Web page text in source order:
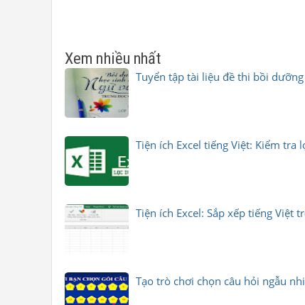
Xem nhiều nhất
Tuyển tập tài liệu đề thi bồi
Tiện ích Excel tiếng Việt: Kiểm
Tiện ích Excel: Sắp xếp tiếng Việt
Tạo trò chơi chọn câu hỏi ngẫu